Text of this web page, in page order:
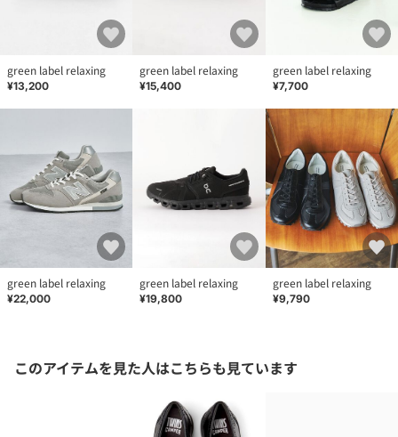
green label relaxing
¥13,200
green label relaxing
¥15,400
green label relaxing
¥7,700
green label relaxing
¥22,000
green label relaxing
¥19,800
green label relaxing
¥9,790